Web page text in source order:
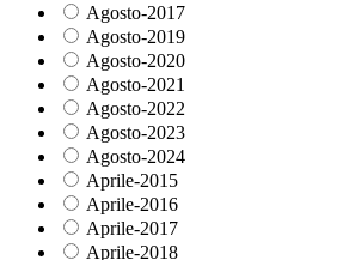
Agosto-2017
Agosto-2019
Agosto-2020
Agosto-2021
Agosto-2022
Agosto-2023
Agosto-2024
Aprile-2015
Aprile-2016
Aprile-2017
Aprile-2018